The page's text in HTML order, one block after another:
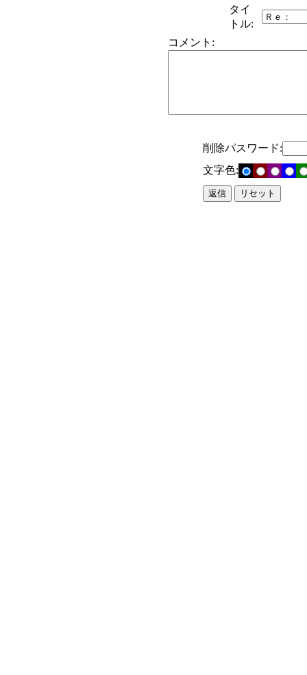
タイ
トル:
コメント:
削除パスワード:
文字色: